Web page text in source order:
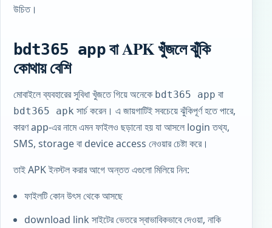
উচিত।
bdt365 appবা APK খুঁজলে ঝুঁকি
কোথায় বেশি
মোবাইলে ব্যবহারের সুবিধা খুঁজতে গিয়ে অনেকে bdt365 app বা
bdt365 apk সার্চ করেন। এ জায়গাটিই সবচেয়ে ঝুঁকিপূর্ণ হতে পারে,
কারণ app-এর নামে এমন ফাইলও ছড়ানো হয় যা আসলে login তথ্য,
SMS, storage বা device access নেওয়ার চেষ্টা করে।
তাই APK ইনস্টল করার আগে অন্তত এগুলো মিলিয়ে নিন:
ফাইলটি কোন উৎস থেকে আসছে
download link সাইটের ভেতরে স্বাভাবিকভাবে দেওয়া, নাকি